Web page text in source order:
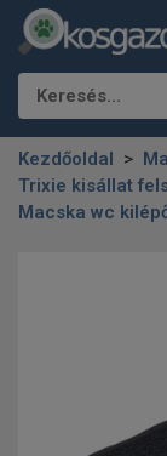
Keresés…
Kezdőoldal
Trixie kisállat
Macska wc